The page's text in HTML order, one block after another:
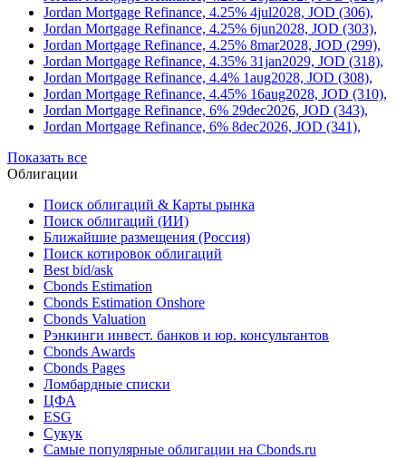
Jordan Mortgage Refinance, 4.25% 4jul2028, JOD (306),
Jordan Mortgage Refinance, 4.25% 6jun2028, JOD (303),
Jordan Mortgage Refinance, 4.25% 8mar2028, JOD (299),
Jordan Mortgage Refinance, 4.35% 31jan2029, JOD (318),
Jordan Mortgage Refinance, 4.4% 1aug2028, JOD (308),
Jordan Mortgage Refinance, 4.45% 16aug2028, JOD (310),
Jordan Mortgage Refinance, 6% 29dec2026, JOD (343),
Jordan Mortgage Refinance, 6% 8dec2026, JOD (341),
Показать все
Облигации
Поиск облигаций & Карты рынка
Поиск облигаций (ИИ)
Ближайшие размещения (Россия)
Поиск котировок облигаций
Best bid/ask
Cbonds Estimation
Cbonds Estimation Onshore
Cbonds Valuation
Рэнкинги инвест. банков и юр. консультантов
Cbonds Awards
Cbonds Pages
Ломбардные списки
ЦФА
ESG
Сукук
Самые популярные облигации на Cbonds.ru